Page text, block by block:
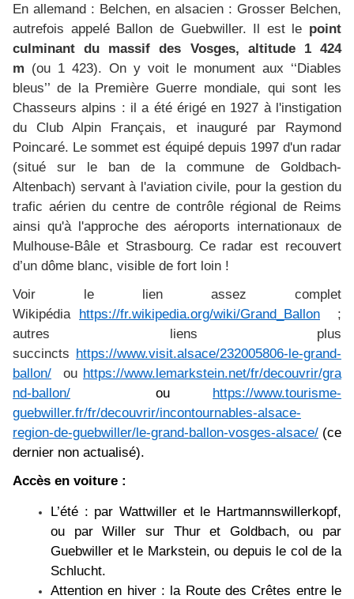
En allemand : Belchen, en alsacien : Grosser Belchen,
autrefois appelé Ballon de Guebwiller. Il est le point
culminant du massif des Vosges, altitude 1 424
m (ou 1 423). On y voit le monument aux ‘‘Diables
bleus’’ de la Première Guerre mondiale, qui sont les
Chasseurs alpins : il a été érigé en 1927 à l'instigation
du Club Alpin Français, et inauguré par Raymond
Poincaré. Le sommet est équipé depuis 1997 d'un radar
(situé sur le ban de la commune de Goldbach-
Altenbach) servant à l'aviation civile, pour la gestion du
trafic aérien du centre de contrôle régional de Reims
ainsi qu'à l'approche des aéroports internationaux de
Mulhouse-Bâle et Strasbourg. Ce radar est recouvert
d’un dôme blanc, visible de fort loin !
Voir le lien assez complet
Wikipédia https://fr.wikipedia.org/wiki/Grand_Ballon ;
autres liens plus
succincts https://www.visit.alsace/232005806-le-grand-
ballon/ ou https://www.lemarkstein.net/fr/decouvrir/gra
nd-ballon/
ou https://www.tourisme-
guebwiller.fr/fr/decouvrir/incontournables-alsace-
region-de-guebwiller/le-grand-ballon-vosges-alsace/ (ce
dernier non actualisé).
Accès en voiture :
L’été : par Wattwiller et le Hartmannswillerkopf,
ou par Willer sur Thur et Goldbach, ou par
Guebwiller et le Markstein, ou depuis le col de la
Schlucht.
Attention en hiver : la Route des Crêtes entre le